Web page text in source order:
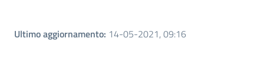
Ultimo aggiornamento: 14-05-2021, 09:16